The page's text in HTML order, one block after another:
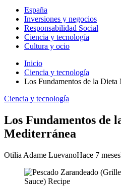
España
Inversiones y negocios
Responsabilidad Social
Ciencia y tecnología
Cultura y ocio
Inicio
Ciencia y tecnología
Los Fundamentos de la Dieta
Ciencia y tecnología
Los Fundamentos de
Mediterránea
Otilia Adame LuevanoHace 7 meses